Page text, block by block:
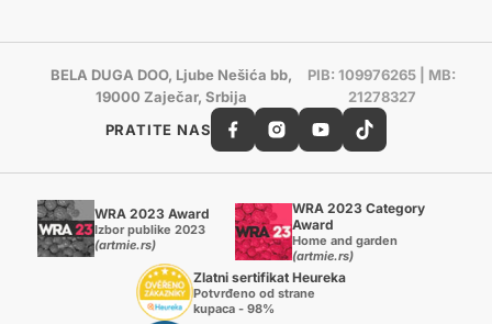
BELA DUGA DOO, Ljube Nešića bb,
19000 Zaječar, Srbija
PIB: 109976265 | MB:
21278327
PRATITE NAS
WRA 2023 Award
Izbor publike 2023
(artmie.rs)
WRA 2023 Category
Award
Home and garden
(artmie.rs)
Zlatni sertifikat Heureka
Potvrđeno od strane
kupaca - 98%